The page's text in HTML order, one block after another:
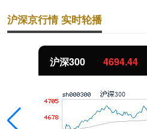
沪深京行情 实时轮播
北证50 1134.24